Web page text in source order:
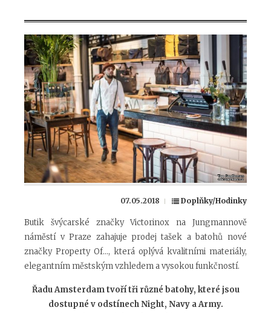
07.05.2018 Doplňky/Hodinky
Butik švýcarské značky Victorinox na Jungmannově
náměstí v Praze zahajuje prodej tašek a batohů nové
značky Property Of..., která oplývá kvalitními materiály,
elegantním městským vzhledem a vysokou funkčností.
Řadu Amsterdam tvoří tři různé batohy, které jsou
dostupné v odstínech Night, Navy a Army.